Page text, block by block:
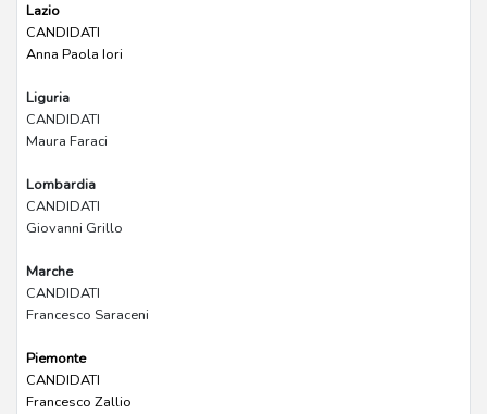
Lazio
CANDIDATI
Anna Paola Iori
Liguria
CANDIDATI
Maura Faraci
Lombardia
CANDIDATI
Giovanni Grillo
Marche
CANDIDATI
Francesco Saraceni
Piemonte
CANDIDATI
Francesco Zallio